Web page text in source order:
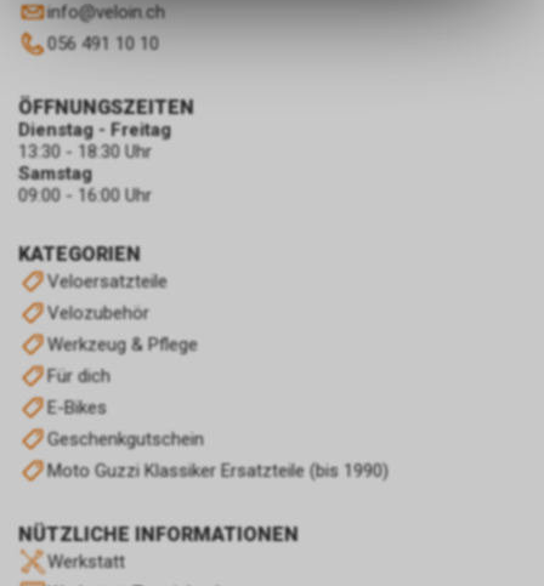
info@veloin.ch
056 491 10 10
KATEGORIEN
Veloersatzteile
Velozubehör
Werkzeug & Pflege
Für dich
E-Bikes
Geschenkgutschein
Moto Guzzi Klassiker Ersatzteile (bis 1990)
NÜTZLICHE INFORMATIONEN
Werkstatt
ÖFFNUNGSZEITEN
Dienstag - Freitag
13:30 - 18:30 Uhr
Samstag
09:00 - 16:00 Uhr